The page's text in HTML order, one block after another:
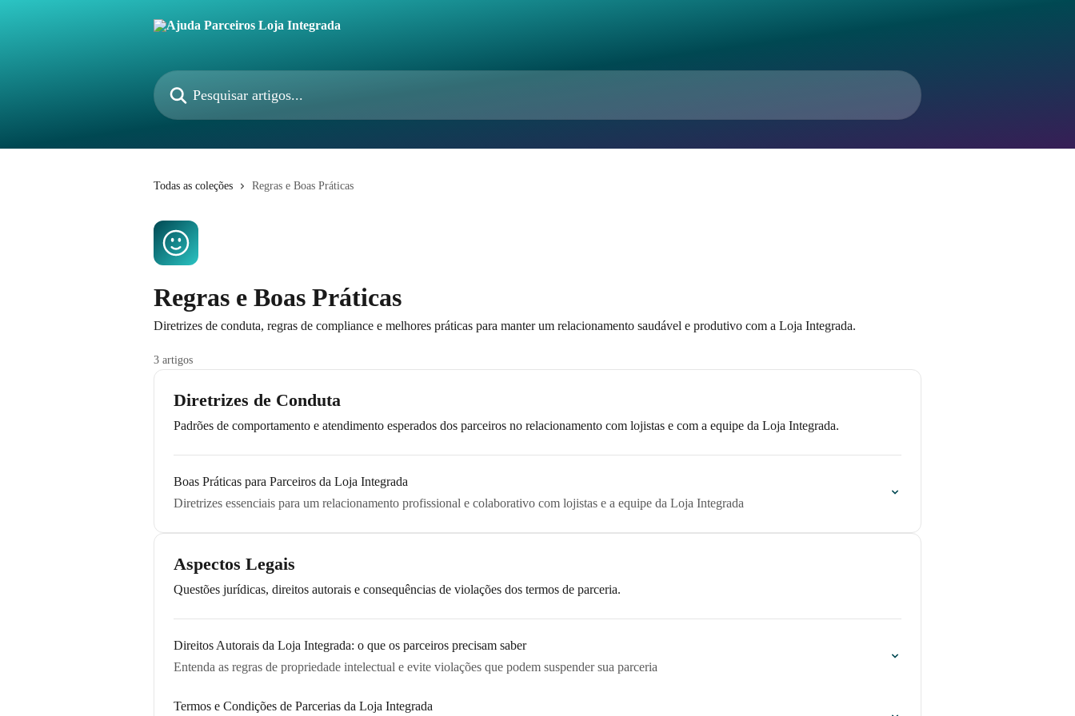
Pesquisar artigos...
Todas as coleções Regras e Boas Práticas
Regras e Boas Práticas
Diretrizes de conduta, regras de compliance e melhores práticas para manter um relacionamento saudável e produtivo com a Loja Integrada.
3 artigos
Diretrizes de Conduta
Padrões de comportamento e atendimento esperados dos parceiros no relacionamento com lojistas e com a equipe da Loja Integrada.
Boas Práticas para Parceiros da Loja Integrada
Diretrizes essenciais para um relacionamento profissional e colaborativo com lojistas e a equipe da Loja Integrada
Aspectos Legais
Questões jurídicas, direitos autorais e consequências de violações dos termos de parceria.
Direitos Autorais da Loja Integrada: o que os parceiros precisam saber
Entenda as regras de propriedade intelectual e evite violações que podem suspender sua parceria
Termos e Condições de Parcerias da Loja Integrada